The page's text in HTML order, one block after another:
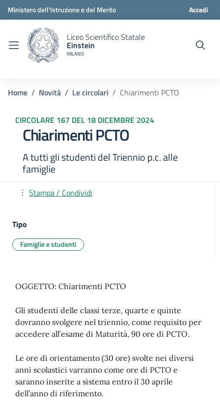
Ministero dell'Istruzione e del Merito Accedi
Liceo Scientifico Statale
Einstein
MILANO
Home Novità Le circolari Chiarimenti PCTO
CIRCOLARE 167 DEL 18 DICEMBRE 2024
Chiarimenti PCTO
A tutti gli studenti del Triennio p.c. alle
famiglie
Stampa / Condividi
Tipo
Famiglie e studenti
OGGETTO: Chiarimenti PCTO
Gli studenti delle classi terze, quarte e quinte
dovranno svolgere nel triennio, come requisito per
accedere all’esame di Maturità, 90 ore di PCTO.
Le ore di orientamento (30 ore) svolte nei diversi
anni scolastici varranno come ore di PCTO e
saranno inserite a sistema entro il 30 aprile
dell’anno di riferimento.